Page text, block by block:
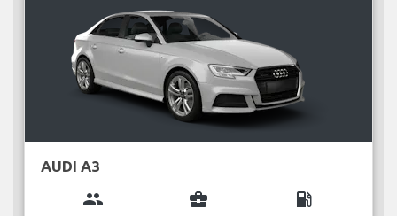
AUDI A3
group business_center local_gas_station